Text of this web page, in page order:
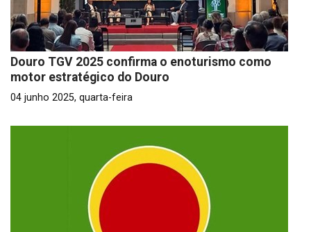
Douro TGV 2025 confirma o enoturismo como
motor estratégico do Douro
04 junho 2025, quarta-feira